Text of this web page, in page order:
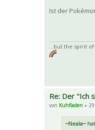
Ist der
...but the spirit
Re: Der "Ich
von Kuhfladen »
~Neala~